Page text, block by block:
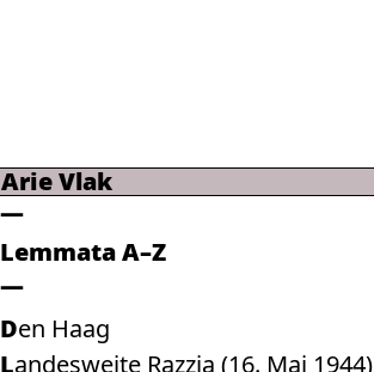
Arie Vlak
Lemmata A–Z
Den Haag
Landesweite Razzia (16. Mai 1944)